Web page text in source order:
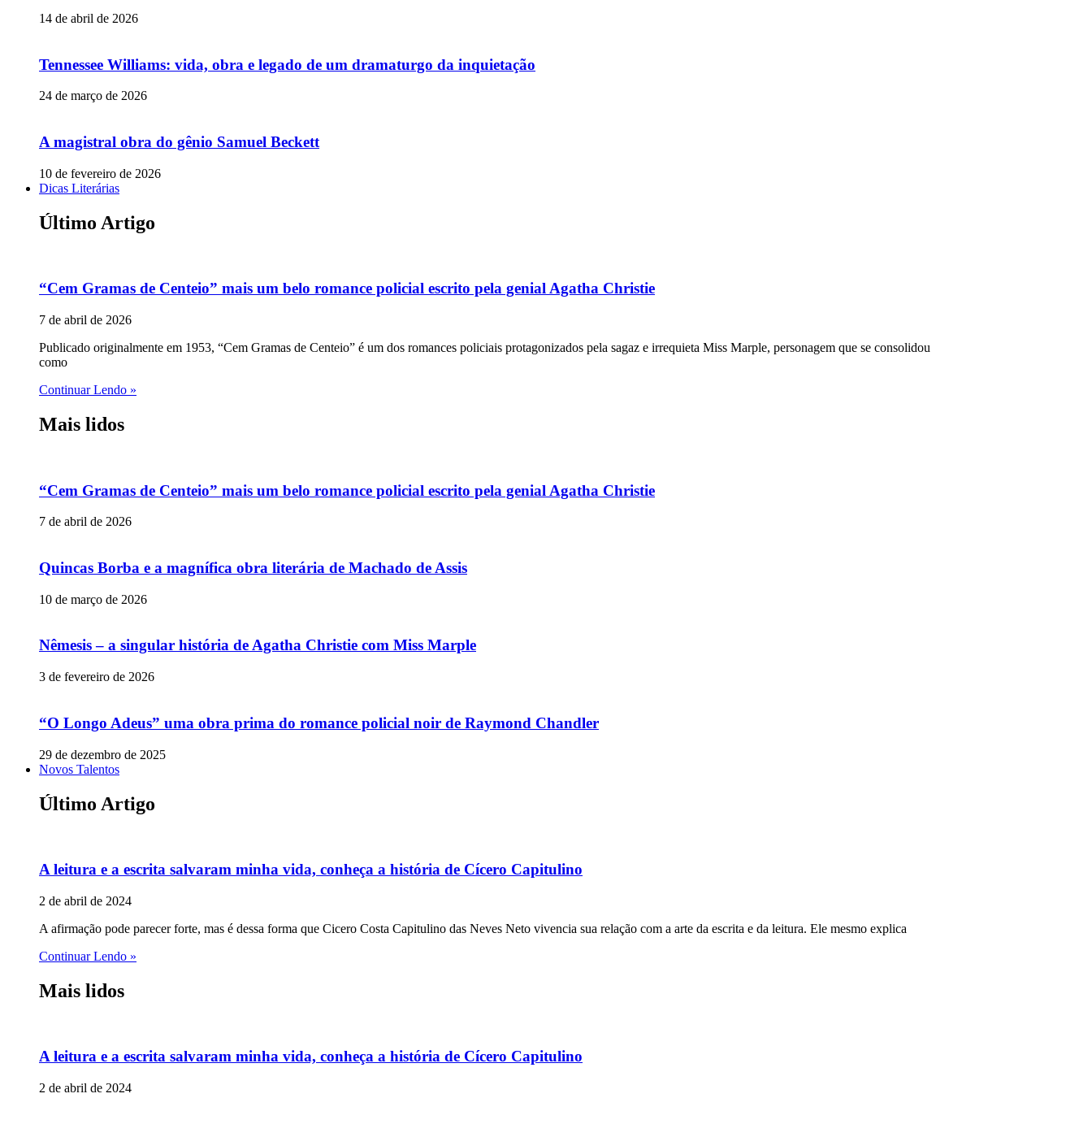
14 de abril de 2026
Tennessee Williams: vida, obra e legado de um dramaturgo da inquietação
24 de março de 2026
A magistral obra do gênio Samuel Beckett
10 de fevereiro de 2026
Dicas Literárias
Último Artigo
“Cem Gramas de Centeio” mais um belo romance policial escrito pela genial Agatha Christie
7 de abril de 2026
Publicado originalmente em 1953, “Cem Gramas de Centeio” é um dos romances policiais protagonizados pela sagaz e irrequieta Miss Marple, personagem que se consolidou
como
Continuar Lendo »
Mais lidos
“Cem Gramas de Centeio” mais um belo romance policial escrito pela genial Agatha Christie
7 de abril de 2026
Quincas Borba e a magnífica obra literária de Machado de Assis
10 de março de 2026
Nêmesis – a singular história de Agatha Christie com Miss Marple
3 de fevereiro de 2026
“O Longo Adeus” uma obra prima do romance policial noir de Raymond Chandler
29 de dezembro de 2025
Novos Talentos
Último Artigo
A leitura e a escrita salvaram minha vida, conheça a história de Cícero Capitulino
2 de abril de 2024
A afirmação pode parecer forte, mas é dessa forma que Cicero Costa Capitulino das Neves Neto vivencia sua relação com a arte da escrita e da leitura. Ele mesmo explica
Continuar Lendo »
Mais lidos
A leitura e a escrita salvaram minha vida, conheça a história de Cícero Capitulino
2 de abril de 2024